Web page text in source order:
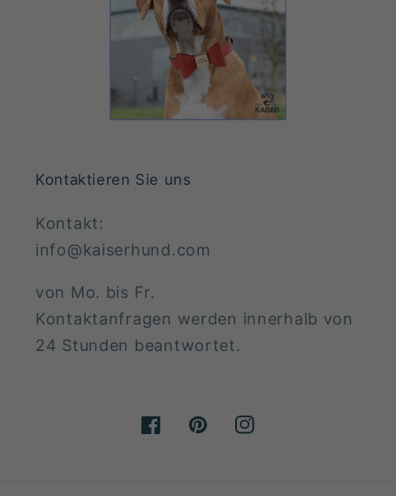
Kontaktieren Sie uns
Kontakt:
info@kaiserhund.com
von Mo. bis Fr.
Kontaktanfragen werden innerhalb von
24 Stunden beantwortet.
FacebookPinterestInstagram